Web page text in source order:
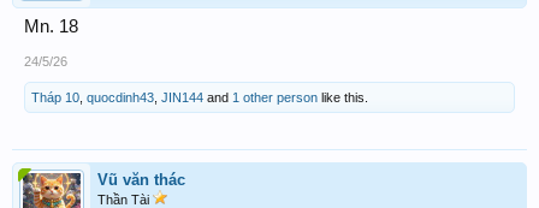
Mn. 18
24/5/26
Tháp 10 quocdinh43 JIN144 and 1 other person like this.
Vũ văn thác
Thần Tài